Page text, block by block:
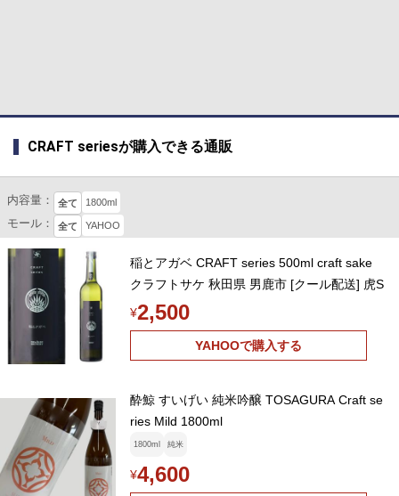
CRAFT seriesが購入できる通販
内容量： 全て 1800ml
モール： 全て YAHOO
稲とアガベ CRAFT series 500ml craft sake
クラフトサケ 秋田県 男鹿市 [クール配送] 虎S
¥2,500
YAHOOで購入する
酔鯨 すいげい 純米吟醸 TOSAGURA Craft se
ries Mild 1800ml
1800ml 純米
¥4,600